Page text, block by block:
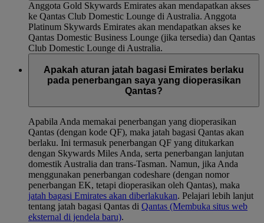
Anggota Gold Skywards Emirates akan mendapatkan akses
ke Qantas Club Domestic Lounge di Australia. Anggota
Platinum Skywards Emirates akan mendapatkan akses ke
Qantas Domestic Business Lounge (jika tersedia) dan Qantas
Club Domestic Lounge di Australia.
Apakah aturan jatah bagasi Emirates berlaku
pada penerbangan saya yang dioperasikan
Qantas?
Apabila Anda memakai penerbangan yang dioperasikan
Qantas (dengan kode QF), maka jatah bagasi Qantas akan
berlaku. Ini termasuk penerbangan QF yang ditukarkan
dengan Skywards Miles Anda, serta penerbangan lanjutan
domestik Australia dan trans-Tasman. Namun, jika Anda
menggunakan penerbangan codeshare (dengan nomor
penerbangan EK, tetapi dioperasikan oleh Qantas), maka
jatah bagasi Emirates akan diberlakukan. Pelajari lebih lanjut
tentang jatah bagasi Qantas di Qantas (Membuka situs web
eksternal di jendela baru).